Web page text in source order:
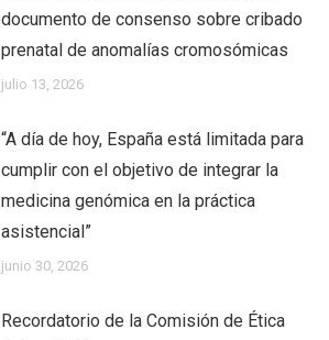
documento de consenso sobre cribado
prenatal de anomalías cromosómicas
julio 13, 2026
“A día de hoy, España está limitada para
cumplir con el objetivo de integrar la
medicina genómica en la práctica
asistencial”
junio 30, 2026
Recordatorio de la Comisión de Ética